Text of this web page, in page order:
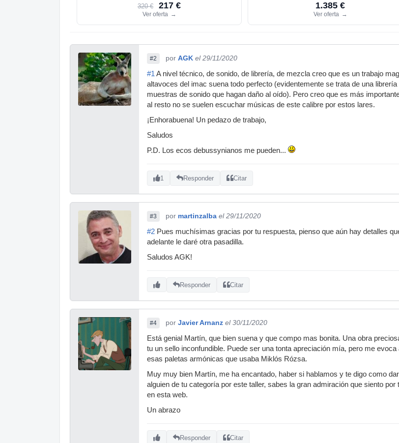
320 € 217 €
Ver oferta →
1.385 €
Ver oferta →
#2 por AGK el 29/11/2020
#1A nivel técnico, de sonido, de librería, de mezcla creo que es un trabajo
altavoces del imac suena todo perfecto (evidentemente se trata de una
muestras de sonido que hagan daño al oído). Pero creo que es más
al resto no se suelen escuchar músicas de este calibre por estos lares.
¡Enhorabuena! Un pedazo de trabajo,
Saludos
P.D. Los ecos debussynianos me pueden...
1 Responder Citar
#3 por martinzalba el 29/11/2020
#2 Pues muchísimas gracias por tu respuesta, pienso que aún hay detalles
adelante le daré otra pasadilla.
Saludos AGK!
Responder Citar
#4 por Javier Arnanz el 30/11/2020
Está genial Martín, que bien suena y que compo mas bonita. Una obra
tu un sello inconfundible. Puede ser una tonta apreciación mía, pero me
esas paletas armónicas que usaba Miklós Rózsa.
Muy muy bien Martín, me ha encantado, haber si hablamos y te digo como
alguien de tu categoría por este taller, sabes la gran admiración que siento
en esta web.
Un abrazo
Responder Citar